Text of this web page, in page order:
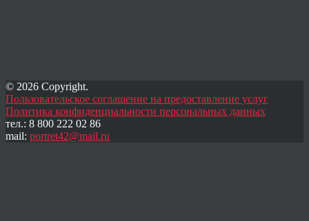
© 2026 Copyright.
Пользовательское соглашение на предоставление услуг
Политика конфиденциальности персональных данных
тел.: 8 800 222 02 86
mail: portret42@mail.ru